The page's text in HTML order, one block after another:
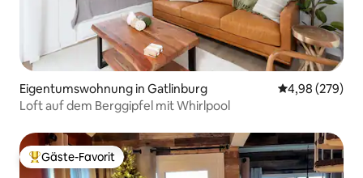
Eigentumswohnung in Gatlinburg
4,98 (279)
Loft auf dem Berggipfel mit Whirlpool
Beliebter Gäste-Favorit.
Gäste-Favorit